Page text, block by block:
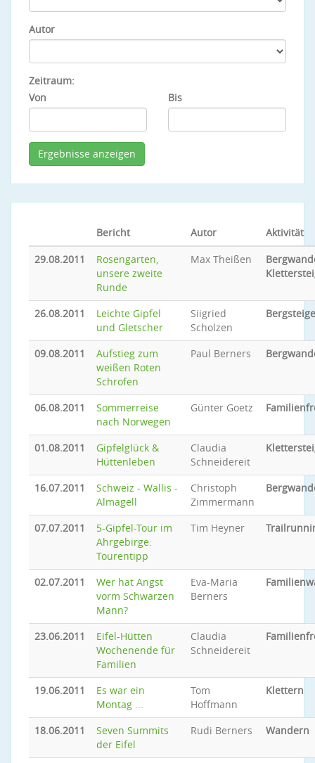
Autor
Zeitraum:
Von
Bis
Bericht Autor
Aktivität
29.08.2011
Rosengarten,
unsere zweite
Runde
Max Theißen
26.08.2011
Leichte Gipfel
und Gletscher
Siigried
Scholzen
09.08.2011
Aufstieg zum
weißen Roten
Schrofen
Paul Berners
06.08.2011
Sommerreise
nach Norwegen
Günter Goetz
01.08.2011
Gipfelglück &
Hüttenleben
Claudia
Schneidereit
16.07.2011
Schweiz - Wallis -
Almagell
Christoph
Zimmermann
07.07.2011
5-Gipfel-Tour im
Ahrgebirge:
Tourentipp
Tim Heyner
02.07.2011
Wer hat Angst
vorm Schwarzen
Mann?
Eva-Maria
Berners
23.06.2011
Eifel-Hütten
Wochenende für
Familien
Claudia
Schneidereit
19.06.2011
Es war ein
Montag ...
Tom
Hoffmann
Klettern
18.06.2011
Seven Summits
der Eifel
Rudi Berners Wandern